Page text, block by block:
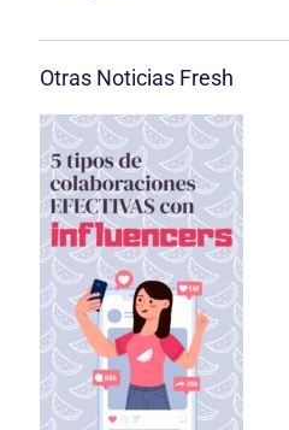
Otras Noticias Fresh